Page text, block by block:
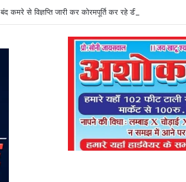
बंद कमरे से विज्ञप्ति जारी कर कोरमपूर्ति कर रहे डीएओ, किसानों को